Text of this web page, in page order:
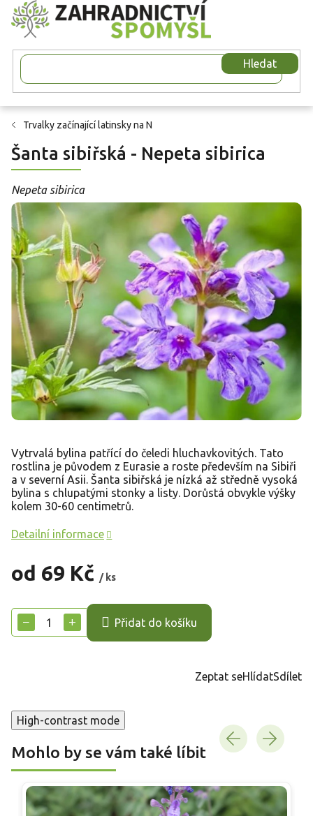
Přejít
na
obsah
Hledat
Trvalky začínající latinsky na N
Šanta sibiřská - Nepeta sibirica
Nepeta sibirica
od 69 Kč / ks
cena:
+
− Přidat do košíku
Vytrvalá bylina patřící do čeledi hluchavkovitých. Tato
rostlina je původem z Eurasie a roste především na Sibiři
a v severní Asii. Šanta sibiřská je nízká až středně vysoká
bylina s chlupatými stonky a listy. Dorůstá obvykle výšky
kolem 30-60 centimetrů.
Detailní informace
Zeptat seHlídatSdílet
High-contrast mode
Mohlo by se vám také líbit